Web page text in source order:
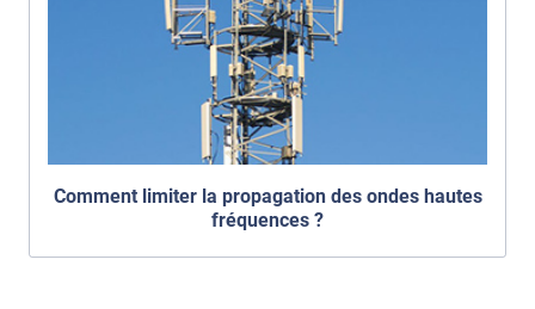
Comment limiter la propagation des ondes hautes
fréquences ?